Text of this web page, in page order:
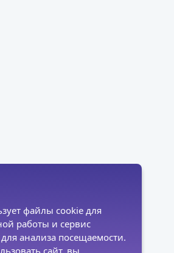
файлы cookie для
работы и сервис
анализа посещаемости.
сайт, вы